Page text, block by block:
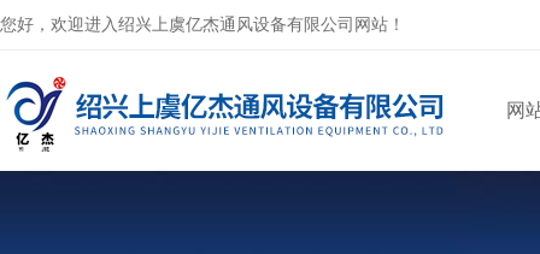
您好，欢迎进入绍兴上虞亿杰通风设备有限公司网站！
网